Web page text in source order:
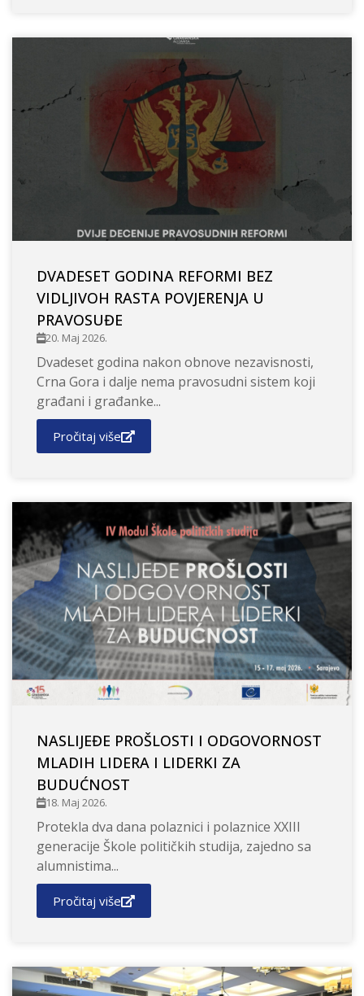
DVADESET GODINA REFORMI BEZ
VIDLJIVOH RASTA POVJERENJA U
PRAVOSUĐE
20. Maj 2026.
Dvadeset godina nakon obnove nezavisnosti,
Crna Gora i dalje nema pravosudni sistem koji
građani i građanke...
Pročitaj više
NASLIJEĐE PROŠLOSTI I ODGOVORNOST
MLADIH LIDERA I LIDERKI ZA
BUDUĆNOST
18. Maj 2026.
Protekla dva dana polaznici i polaznice XXIII
generacije Škole političkih studija, zajedno sa
alumnistima...
Pročitaj više